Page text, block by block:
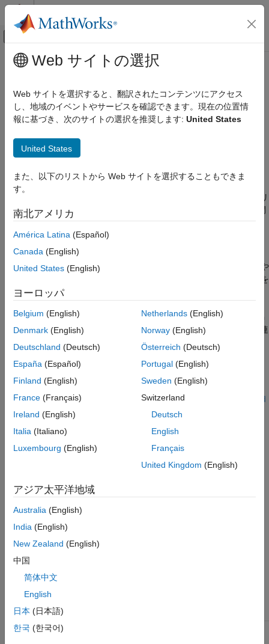
コンテンツへスキップ
オフキャンバス ナビゲーション メ
ドキュメンテーションのホーム
コード検証
Polyspace Bug Finder
Polyspace Bug Finder の結果
MISRA C++:2008 ルール
項目一覧
説明
チェック情報
バージョン履歴
メインコンテンツ
MISRA C++:2008 Rule 18-4-1
Dynamic heap memory allocation shall not be used.
Dynamic heap memory allocation shall not be used.
根拠
動的メモリ割り当てではヒープ メモリが使用されるため、メモリ
リーク、データ不整合、メモリ枯渇、確定性のない動作などの問
題が発生する可能性があります。
Polyspace実装
チェッカーは、関数の や
演算子の非配置バージョンの使用にフラグを
設定します。
また、関数alloca の使用にもフラグを設定します。関数
ではメモリ リークが発生しませんが、動的メモリ割り当てに関連
する他の問題が発生する可能性があります。
トラブルシューティング
ルール違反が想定されるものの、Polyspace®から報告されない
場合は、コーディング規約違反が想定どおりに表示されない理由
の診断を参照してください。
チェック情報
バージョン履歴
R2013b で導入
参考
MISRA C++:2008 をチェック (-misra-cpp)
トピック
コーディング規約違反のチェックおよびレビュー
Web サイトの選択
Web サイトを選択すると、翻訳されたコンテンツにアクセス
し、地域のイベントやサービスを確認できます。現在の位置情
報に基づき、次のサイトの選択を推奨します: United States
United States
また、以下のリストから Web サイトを選択することもできま
す。
南北アメリカ
América Latina (Español)
Canada (English)
United States (English)
ヨーロッパ
Belgium (English)
Denmark (English)
Deutschland (Deutsch)
España (Español)
Finland (English)
France (Français)
Ireland (English)
Italia (Italiano)
Luxembourg (English)
Netherlands(English)
Norway(English)
Österreich (Deutsch)
Portugal(English)
Sweden (English)
Switzerland
Deutsch
English
Français
United Kingdom (English)
アジア太平洋地域
Australia (English)
India (English)
New Zealand (English)
中国
简体中文
English
日本 (日本語)
한국 (한국어)